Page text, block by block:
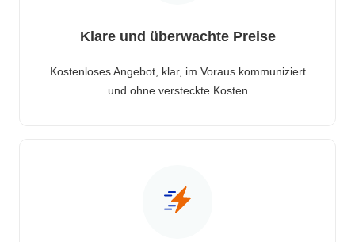
Klare und überwachte Preise
Kostenloses Angebot, klar, im Voraus kommuniziert
und ohne versteckte Kosten